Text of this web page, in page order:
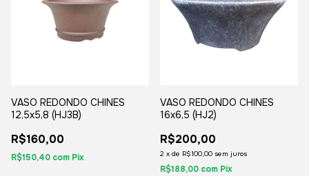
VASO REDONDO CHINES
12,5x5,8 (HJ3B)
R$160,00
R$150,40 com Pix
VASO REDONDO CHINES
16x6,5 (HJ2)
R$200,00
2 x de R$100,00 sem juros
R$188,00 com Pix